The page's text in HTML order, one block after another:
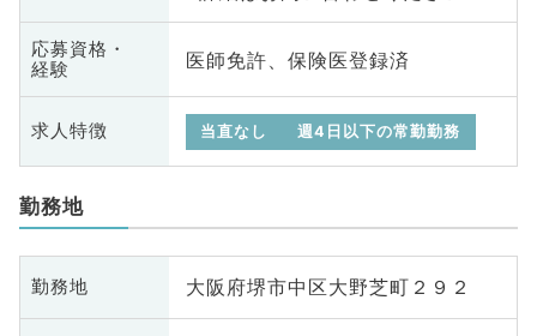
応募資格・
経験
医師免許、保険医登録済
求人特徴 当直なし 週4日以下の常勤勤務
勤務地
勤務地 大阪府堺市中区大野芝町２９２